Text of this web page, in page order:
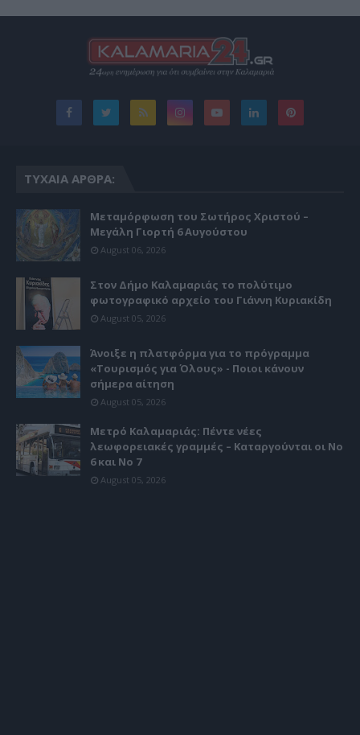
ΤΥΧΑΊΑ ΆΡΘΡΑ:
Μεταμόρφωση του Σωτήρος Χριστού –
Μεγάλη Γιορτή 6 Αυγούστου
August 06, 2026
Στον Δήμο Καλαμαριάς το πολύτιμο
φωτογραφικό αρχείο του Γιάννη Κυριακίδη
August 05, 2026
Άνοιξε η πλατφόρμα για το πρόγραμμα
«Τουρισμός για Όλους» - Ποιοι κάνουν
σήμερα αίτηση
August 05, 2026
Μετρό Καλαμαριάς: Πέντε νέες
λεωφορειακές γραμμές – Καταργούνται οι Νο
6 και Νο 7
August 05, 2026